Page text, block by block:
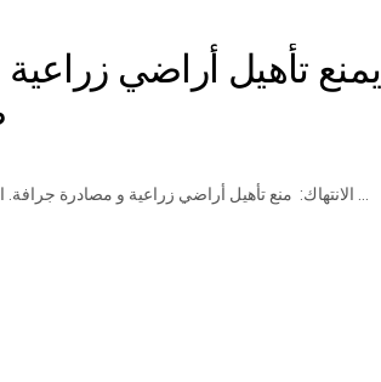
تأهيل أراضي